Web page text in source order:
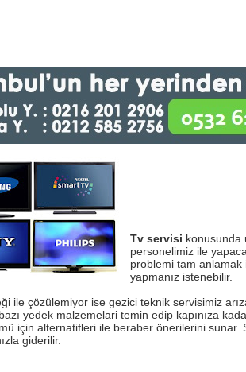
Tv servisi konusunda
personelimiz ile
problemi tam anlamak
yapmanız istenebilir.
ile çözülemiyor ise gezici teknik servisimiz
yedek malzemelari temin edip kapınıza
için alternatifleri ile beraber önerilerini sunar.
giderilir.